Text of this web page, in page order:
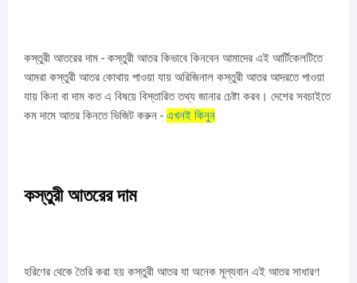
কস্তুরী আতরের দাম - কস্তুরী আতর কিভাবে কিনবেন আমাদের এই আর্টিকেলটিতে
আমরা কস্তুরী আতর কোথায় পাওয়া যায় অরিজিনাল কস্তুরী আতর আদরতে পাওয়া
যায় কিনা বা দাম কত এ বিষয়ে বিস্তারিত তথ্য জানার চেষ্টা করব। দেশের সবচাইতে
কম দামে আতর কিনতে ভিজিট করুন - এখনই কিনুন
কস্তুরী আতরের দাম
হরিণের থেকে তৈরি করা হয় কস্তুরী আতর যা অনেক মূল্যবান এই আতর সাধারণ